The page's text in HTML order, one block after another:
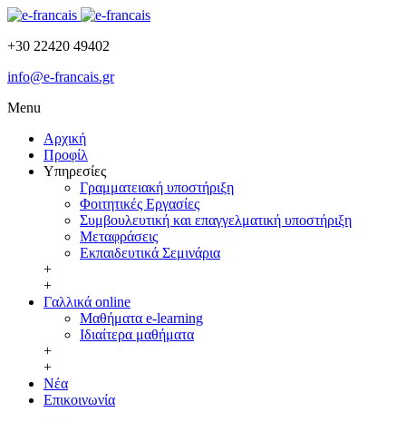
+30 22420 49402
info@e-francais.gr
Menu
Αρχική
Προφίλ
Υπηρεσίες
Γραμματειακή υποστήριξη
Φοιτητικές Εργασίες
Συμβουλευτική και επαγγελματική υποστήριξη
Μεταφράσεις
Εκπαιδευτικά Σεμινάρια
+
+
Γαλλικά online
Μαθήματα e-learning
Ιδιαίτερα μαθήματα
+
+
Νέα
Επικοινωνία